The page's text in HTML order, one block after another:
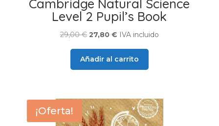
Cambridge Natural Science
Level 2 Pupil’s Book
29,00€ El
original
era:
27,80 €El
actual
es:
IVA incluido
Añadir al carrito
¡Oferta!